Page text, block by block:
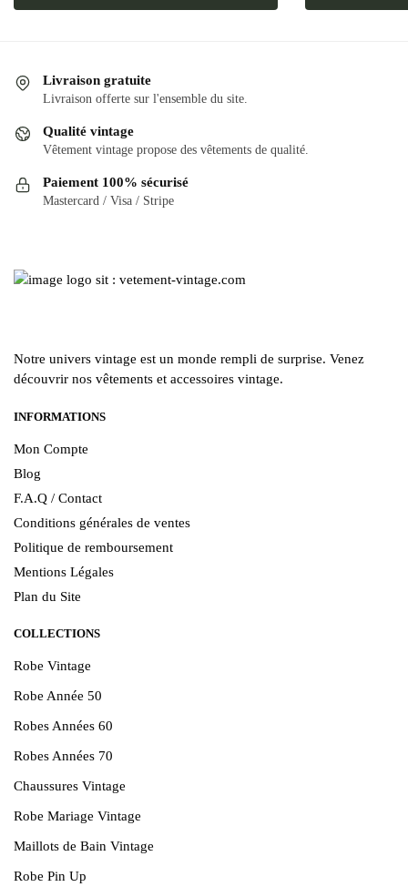
a
Les
options
être
sur
produit
a
Livraison gratuite
Livraison offerte sur l'ensemble du site.
Qualité vintage
Vêtement vintage propose des vêtements de qualité.
Paiement 100% sécurisé
Mastercard / Visa / Stripe
Notre univers vintage est un monde rempli de surprise. Venez
découvrir nos vêtements et accessoires vintage.
INFORMATIONS
Mon Compte
Blog
F.A.Q / Contact
Conditions générales de ventes
Politique de remboursement
Mentions Légales
Plan du Site
COLLECTIONS
Robe Vintage
Robe Année 50
Robes Années 60
Robes Années 70
Chaussures Vintage
Robe Mariage Vintage
Maillots de Bain Vintage
Robe Pin Up